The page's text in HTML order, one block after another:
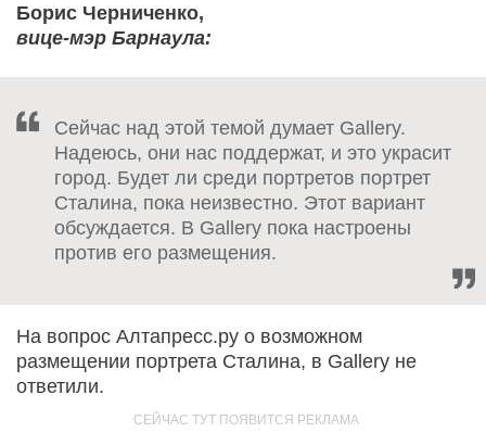
Борис Черниченко,
вице-мэр Барнаула:
Сейчас над этой темой думает Gallery.
Надеюсь, они нас поддержат, и это украсит
город. Будет ли среди портретов портрет
Сталина, пока неизвестно. Этот вариант
обсуждается. В Gallery пока настроены
против его размещения.
На вопрос Алтапресс.ру о возможном
размещении портрета Сталина, в Gallery не
ответили.